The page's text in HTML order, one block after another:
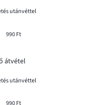
utánvéttel
990 Ft
átvétel
utánvéttel